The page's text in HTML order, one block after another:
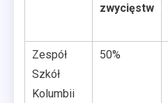
zwycięstw
Zespół
Szkół
Kolumbii
50%